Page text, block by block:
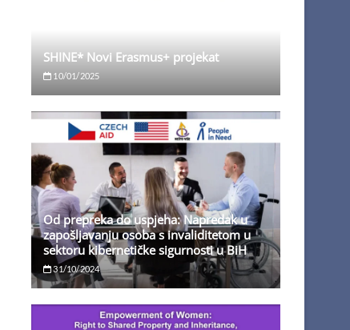
SHINE* Novi Erasmus+ projekat
10/01/2025
Od prepreka do uspjeha: Napredak u
zapošljavanju osoba s invaliditetom u
sektoru kibernetičke sigurnosti u BiH
31/10/2024